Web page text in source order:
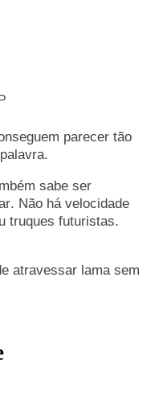
parecer tão
sabe ser
Não há velocidade
truques futuristas.
atravessar lama sem